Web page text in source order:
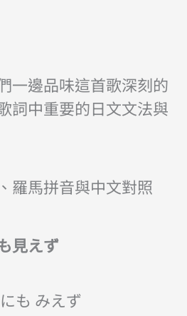
一邊品味這首歌深刻的
詞中重要的日文文法與
羅馬拼音與中文對照
見えず
も みえず